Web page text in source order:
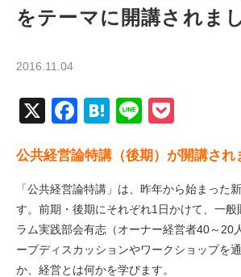
をテーマに開講されま
2016.11.04
X Facebook
Hatena
Line
公共経営論特講（後期）が開講され
「公共経営論特講」は、昨年から始まった
す。前期・後期にそれぞれ1日かけて、一般
ラム実践部会有志（オーナー経営者40～20
ープディスカッションやワークショップを
か、経営とは何かを学びます。